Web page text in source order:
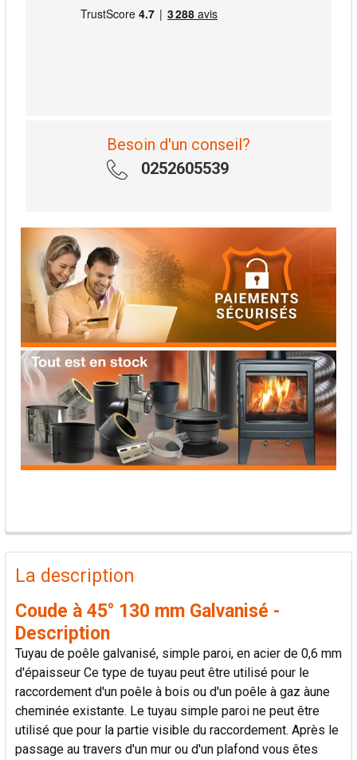
Besoin d'un conseil?
0252605539
PRODUITS
FRÉQUEMMENT
ACHETÉS
TOUT
SÉLECTIONNER
AJOUTER
LA
SÉLECTION
AU PANIER
La description
Coude à 45° 130 mm Galvanisé -
Description
Tuyau de poêle galvanisé, simple paroi, en acier de 0,6 mm
d'épaisseur Ce type de tuyau peut être utilisé pour le
raccordement d'un poêle à bois ou d'un poêle à gaz àune
cheminée existante. Le tuyau simple paroi ne peut être
utilisé que pour la partie visible du raccordement. Après le
passage au travers d'un mur ou d'un plafond vous êtes